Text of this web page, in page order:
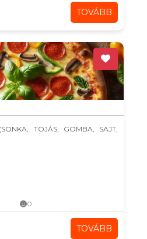
TOVÁBB
TOJÁS, GOMBA, SAJT,
0
TOVÁBB